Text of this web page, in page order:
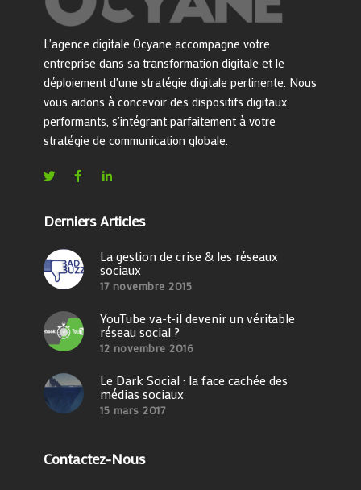
L'agence digitale Ocyane accompagne votre
entreprise dans sa transformation digitale et le
déploiement d'une stratégie digitale pertinente. Nous
vous aidons à concevoir des dispositifs digitaux
performants, s'intégrant parfaitement à votre
stratégie de communication globale.
Derniers Articles
La gestion de crise & les réseaux
sociaux
17 novembre 2015
YouTube va-t-il devenir un véritable
réseau social ?
12 novembre 2016
Le Dark Social : la face cachée des
médias sociaux
15 mars 2017
Contactez-Nous